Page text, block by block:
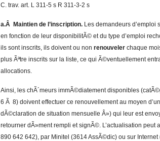
C. trav. art. L 311-5 s R 311-3-2 s
a.Â Maintien de l’inscription. Les demandeurs d’emploi
en fonction de leur disponibilitÃ© et du type d’emploi
ils sont inscrits, ils doivent ou non renouveler chaque
plus Ãªtre inscrits sur la liste, ce qui Ã©ventuellement
allocations.
Ainsi, les chÃ´meurs immÃ©diatement disponibles
6 Ã 8) doivent effectuer ce renouvellement au moyen d’un
dÃ©claration de situation mensuelle Â») qui leur est
retourner dÃ»ment rempli et signÃ©. L’actualisation
890 642 642), par Minitel (3614 AssÃ©dic) ou sur